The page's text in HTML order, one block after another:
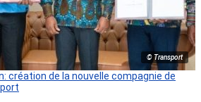
© Transport
création de la nouvelle compagnie de